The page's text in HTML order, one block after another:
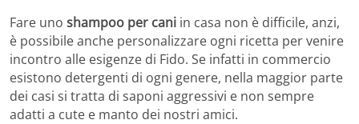
Fare uno shampoo per cani in casa non è difficile, anzi,
è possibile anche personalizzare ogni ricetta per venire
incontro alle esigenze di Fido. Se infatti in commercio
esistono detergenti di ogni genere, nella maggior parte
dei casi si tratta di saponi aggressivi e non sempre
adatti a cute e manto dei nostri amici.